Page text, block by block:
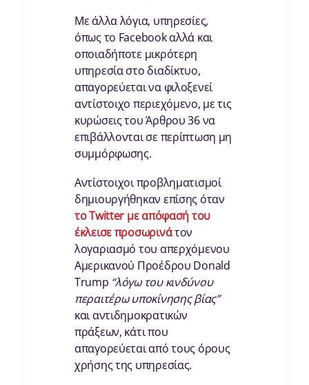
Με άλλα λόγια, υπηρεσίες,
όπως το Facebook αλλά και
οποιαδήποτε μικρότερη
υπηρεσία στο διαδίκτυο,
απαγορεύεται να φιλοξενεί
αντίστοιχο περιεχόμενο, με τις
κυρώσεις του Άρθρου 36 να
επιβάλλονται σε περίπτωση μη
συμμόρφωσης.
Αντίστοιχοι προβληματισμοί
δημιουργήθηκαν επίσης όταν
το Twitter με απόφασή του
έκλεισε προσωρινάτον
λογαριασμό του απερχόμενου
Αμερικανού Προέδρου Donald
Trump “λόγω του κινδύνου
περαιτέρω υποκίνησης βίας”
και αντιδημοκρατικών
πράξεων, κάτι που
απαγορεύεται από τους όρους
χρήσης της υπηρεσίας.